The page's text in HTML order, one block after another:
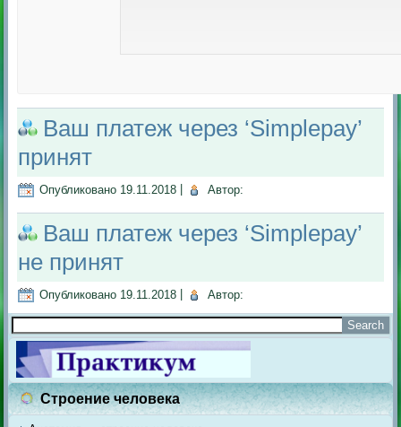
Ваш платеж через ‘Simplepay’
принят
Опубликовано 19.11.2018 Автор:
Ваш платеж через ‘Simplepay’
не принят
Опубликовано 19.11.2018 Автор:
Строение человека